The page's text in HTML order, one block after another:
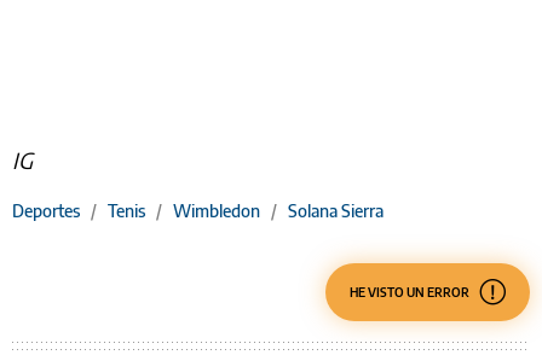
IG
Deportes / Tenis / Wimbledon / Solana Sierra
HE VISTO UN ERROR